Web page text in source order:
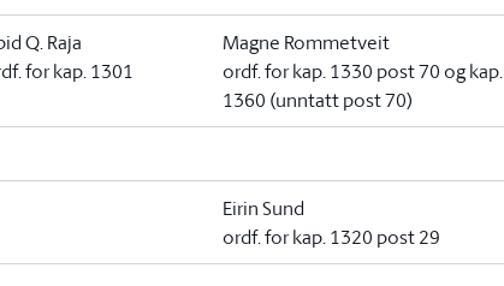
Q. Raja
for kap. 1301
Magne Rommetveit
ordf. for kap. 1330 post 70 og kap.
1360 (unntatt post 70)
Eirin Sund
ordf. for kap. 1320 post 29